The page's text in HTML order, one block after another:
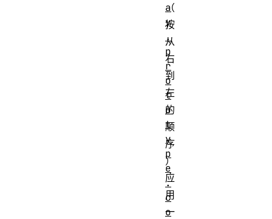
（
按
从
右
到
左
的
顺
序
）
应
用
一
a
y
.
p
r
o
t
o
t
y
p
e
.
c
o